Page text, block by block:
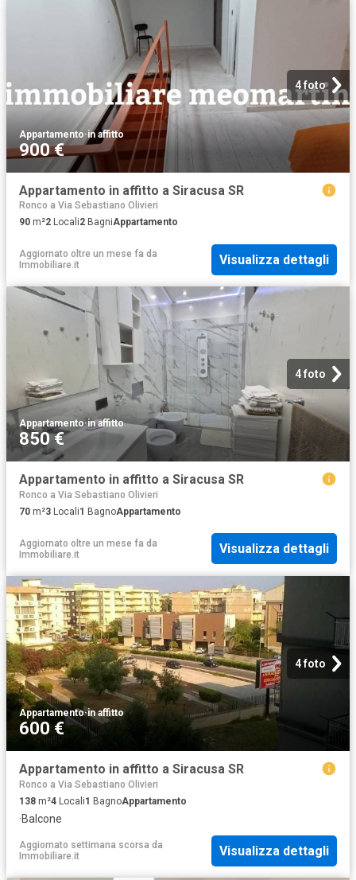
4 foto
Appartamento·in affitto
900 €
Appartamento in affitto a Siracusa SR
Ronco a Via Sebastiano Olivieri
90 m²2 Locali2 BagniAppartamento
Aggiornato oltre un mese fa da
Immobiliare.it
Visualizza dettagli
4 foto
Appartamento·in affitto
850 €
Appartamento in affitto a Siracusa SR
Ronco a Via Sebastiano Olivieri
70 m²3 Locali1 BagnoAppartamento
Aggiornato oltre un mese fa da
Immobiliare.it
Visualizza dettagli
4 foto
Appartamento·in affitto
600 €
Appartamento in affitto a Siracusa SR
Ronco a Via Sebastiano Olivieri
138 m²4 Locali1 BagnoAppartamento
·Balcone
Aggiornato settimana scorsa da
Immobiliare.it
Visualizza dettagli